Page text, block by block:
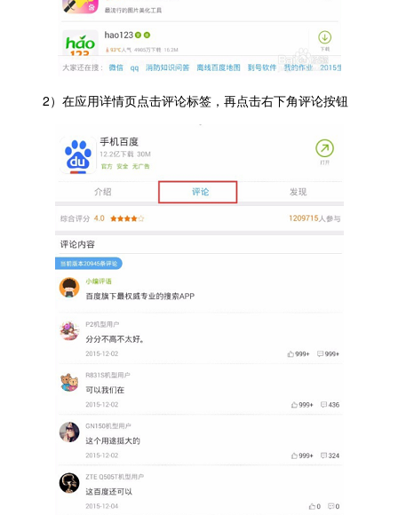
2）在应用详情页点击评论标签，再点击右下角评论按钮